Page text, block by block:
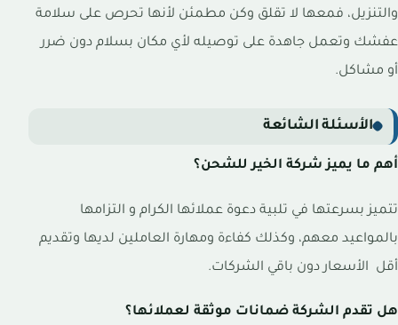
والتنزيل، فمعها لا تقلق وكن مطمئن لأنها تحرص على سلامة
عفشك وتعمل جاهدة على توصيله لأي مكان بسلام دون ضرر
أو مشاكل.
الأسئلة الشائعة
أهم ما يميز شركة الخير للشحن؟
تتميز بسرعتها في تلبية دعوة عملائها الكرام و التزامها
بالمواعيد معهم، وكذلك كفاءة ومهارة العاملين لديها وتقديم
أقل الأسعار دون باقي الشركات.
هل تقدم الشركة ضمانات موثقة لعملائها؟